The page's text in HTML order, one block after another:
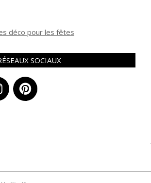
déco pour les fêtes
SOCIAUX